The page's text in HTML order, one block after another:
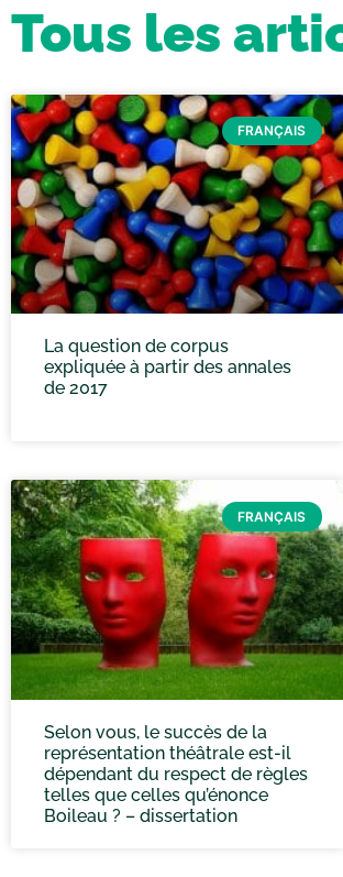
Tous les
FRANÇAIS
La question de corpus
expliquée à partir des annales
de 2017
FRANÇAIS
Selon vous, le succès de la
représentation théâtrale est-il
dépendant du respect de règles
telles que celles qu’énonce
Boileau ? – dissertation